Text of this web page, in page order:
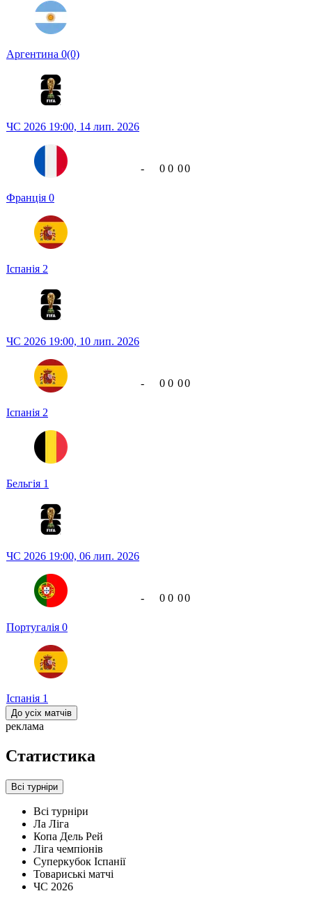
Аргентина 0(0)
ЧС 2026 19:00, 14 лип. 2026
Франція 0
Іспанія 2
- 0 0 00
ЧС 2026 19:00, 10 лип. 2026
Іспанія 2
Бельгія 1
- 0 0 00
ЧС 2026 19:00, 06 лип. 2026
Португалія 0
Іспанія 1
- 0 0 00
До усіх матчів
реклама
Статистика
Всі турніри
Всі турніри
Ла Ліга
Копа Дель Рей
Ліга чемпіонів
Суперкубок Іспанії
Товариські матчі
ЧС 2026